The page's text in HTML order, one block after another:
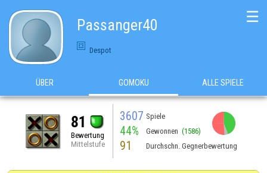
Passanger40
Despot
☰
ÜBER GOMOKU ALLE SPIELE
81
Bewertung
Mittelstufe
3607 Spiele
44% Gewonnen (1586)
91 Durchschn. Gegnerbewertung